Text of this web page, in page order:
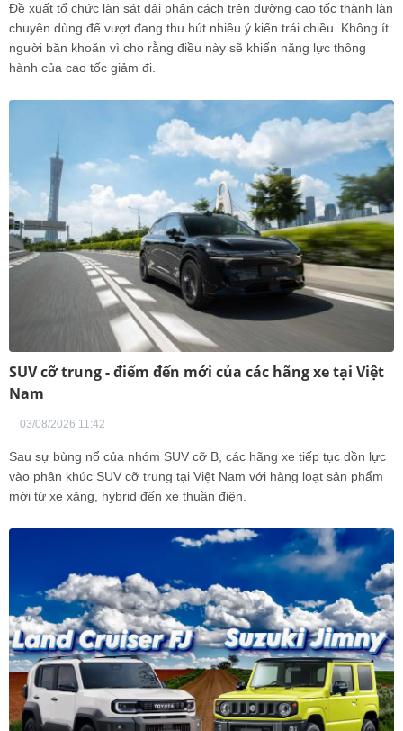
Đề xuất tổ chức làn sát dải phân cách trên đường cao tốc thành làn
chuyên dùng để vượt đang thu hút nhiều ý kiến trái chiều. Không ít
người băn khoăn vì cho rằng điều này sẽ khiến năng lực thông
hành của cao tốc giảm đi.
SUV cỡ trung - điểm đến mới của các hãng xe tại Việt
Nam
03/08/2026 11:42
Sau sự bùng nổ của nhóm SUV cỡ B, các hãng xe tiếp tục dồn lực
vào phân khúc SUV cỡ trung tại Việt Nam với hàng loạt sản phẩm
mới từ xe xăng, hybrid đến xe thuần điện.